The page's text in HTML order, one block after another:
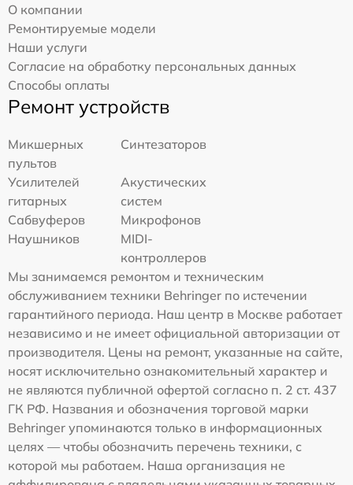
О компании
Ремонтируемые модели
Наши услуги
Согласие на обработку персональных данных
Способы оплаты
Ремонт устройств
Микшерных
пультов
Синтезаторов
Усилителей
гитарных
Акустических
систем
Сабвуферов
Микрофонов
Наушников
MIDI-
контроллеров
Мы занимаемся ремонтом и техническим
обслуживанием техники Behringer по истечении
гарантийного периода. Наш центр в Москве работает
независимо и не имеет официальной авторизации от
производителя. Цены на ремонт, указанные на сайте,
носят исключительно ознакомительный характер и
не являются публичной офертой согласно п. 2 ст. 437
ГК РФ. Названия и обозначения торговой марки
Behringer упоминаются только в информационных
целях — чтобы обозначить перечень техники, с
которой мы работаем. Наша организация не